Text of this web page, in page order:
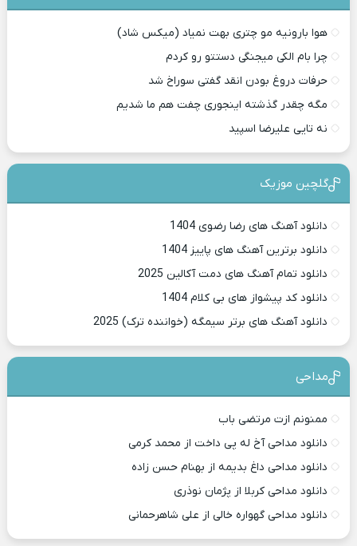
هوا بارونیه مو چتری بهت نمیاد (میکس شاد)
چرا بام الکی میجنگی دستتو رو کردم
حرفات دروغ بودن انقد گفتی سوراخ شد
مگه چقدر گذشته اینجوری چفت هم ما شدیم
نه تایی علیرضا اسپید
گلچین موزیک
دانلود آهنگ های رضا رضوی 1404
دانلود برترین آهنگ های پاییز 1404
دانلود تمام آهنگ های دمت آکالین 2025
دانلود کد پیشواز های بی کلام 1404
دانلود آهنگ های برتر سیمگه (خواننده ترک) 2025
مداحی
ممنونم ازت مرتضی باب
دانلود مداحی آخ له پی داخت از محمد کرمی
دانلود مداحی داغ بدیمه از بهنام حسن زاده
دانلود مداحی کربلا از پژمان نوذری
دانلود مداحی گهواره خالی از علی شاهرحمانی